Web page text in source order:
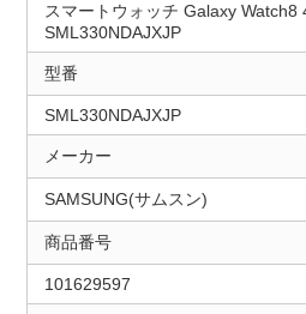
スマートウォッチ Galaxy Watch8
SML330NDAJXJP
型番
SML330NDAJXJP
メーカー
SAMSUNG(サムスン)
商品番号
101629597